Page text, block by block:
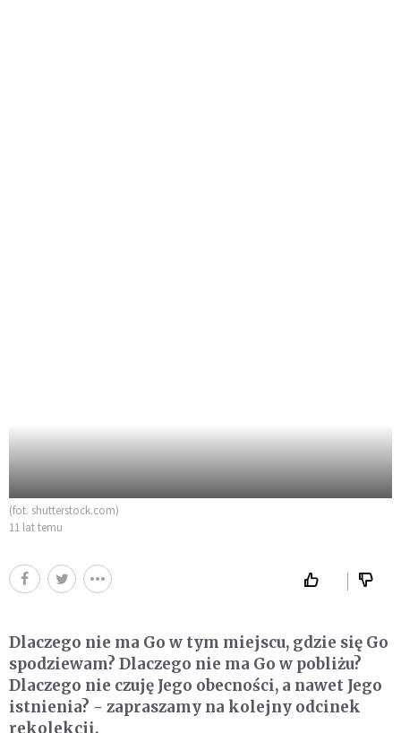
(fot. shutterstock.com)
11 lat temu
Dlaczego nie ma Go w tym miejscu, gdzie się Go
spodziewam? Dlaczego nie ma Go w pobliżu?
Dlaczego nie czuję Jego obecności, a nawet Jego
istnienia? - zapraszamy na kolejny odcinek
rekolekcji.